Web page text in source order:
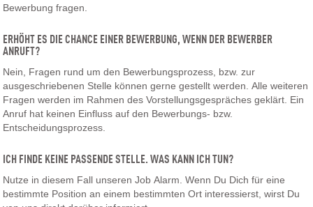
Bewerbung fragen.
ERHÖHT ES DIE CHANCE EINER BEWERBUNG, WENN DER BEWERBER
ANRUFT?
Nein, Fragen rund um den Bewerbungsprozess, bzw. zur
ausgeschriebenen Stelle können gerne gestellt werden. Alle weiteren
Fragen werden im Rahmen des Vorstellungsgespräches geklärt. Ein
Anruf hat keinen Einfluss auf den Bewerbungs- bzw.
Entscheidungsprozess.
ICH FINDE KEINE PASSENDE STELLE. WAS KANN ICH TUN?
Nutze in diesem Fall unseren Job Alarm. Wenn Du Dich für eine
bestimmte Position an einem bestimmten Ort interessierst, wirst Du